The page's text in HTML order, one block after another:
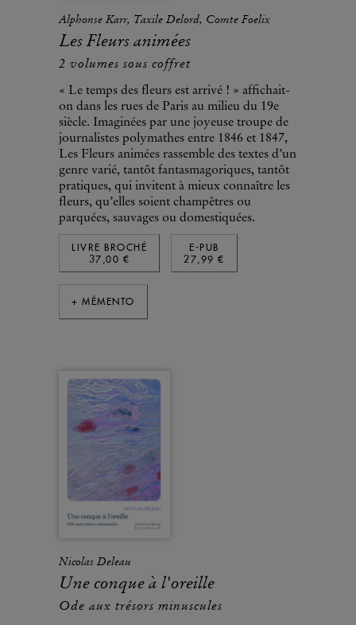
Alphonse Karr, Taxile Delord, Comte Foelix
Les Fleurs animées
2 volumes sous coffret
« Le temps des fleurs est arrivé ! » affichait-
on dans les rues de Paris au milieu du 19e
siècle. Imaginées par une joyeuse troupe de
journalistes polymathes entre 1846 et 1847,
Les Fleurs animées rassemble des textes d’un
genre varié, tantôt fantasmagoriques, tantôt
pratiques, qui invitent à mieux connaître les
fleurs, qu’elles soient champêtres ou
parquées, sauvages ou domestiquées.
LIVRE BROCHÉ
37,00 €
E-PUB
27,99 €
+ MÉMENTO
Nicolas Deleau
Une conque à l'oreille
Ode aux trésors minuscules